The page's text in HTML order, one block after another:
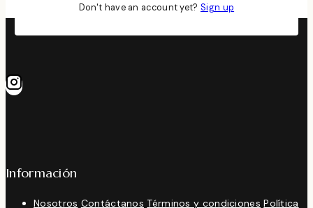
Información
Nosotros Contáctanos Términos y condiciones Política
Don't have an account yet? Sign up